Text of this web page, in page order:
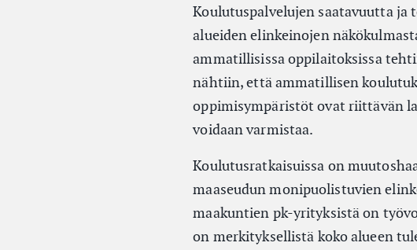
Koulutuspalvelujen saatavuutta ja
alueiden elinkeinojen
ammatillisissa oppilaitoksissa
nähtiin, että ammatillisen
oppimisympäristöt ovat riittävän
voidaan varmistaa.
Koulutusratkaisuissa on
maaseudun monipuolistuvien
maakuntien pk-yrityksistä on
on merkityksellistä koko alueen